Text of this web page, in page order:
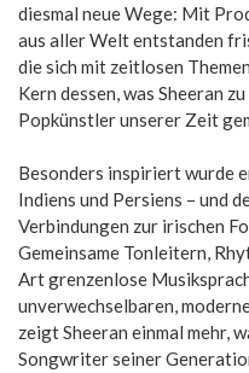
diesmal neue Wege: Mit
aus aller Welt entstanden
die sich mit zeitlosen
Kern dessen, was Sheeran
Popkünstler unserer Zeit
Besonders inspiriert wurde
Indiens und Persiens – und
Verbindungen zur irischen
Gemeinsame Tonleitern,
Art grenzenlose
unverwechselbaren,
zeigt Sheeran einmal mehr,
Songwriter seiner